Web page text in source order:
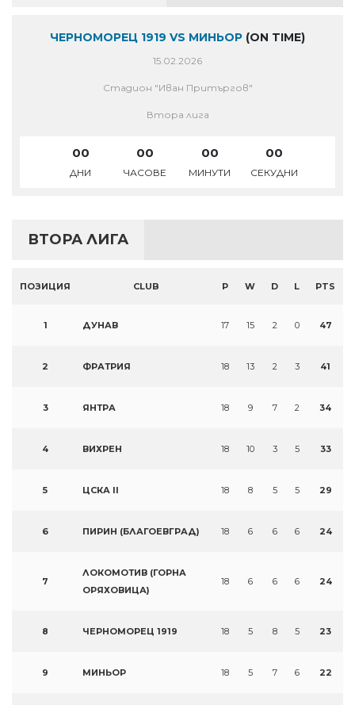
ЧЕРНОМОРЕЦ 1919 VS МИНЬОР (ON TIME)
15.02.2026
Стадион "Иван Притъргов"
Втора лига
00
ДНИ
00
ЧАСОВЕ
00
МИНУТИ
00
СЕКУДНИ
ВТОРА ЛИГА
ПОЗИЦИЯ CLUB P W D L PTS
1 ДУНАВ 17 15 2 0 47
2 ФРАТРИЯ 18 13 2 3 41
3 ЯНТРА 18 9 7 2 34
4 ВИХРЕН 18 10 3 5 33
5 ЦСКА II 18 8 5 5 29
6 ПИРИН (БЛАГОЕВГРАД) 18 6 6 6 24
7
ЛОКОМОТИВ (ГОРНА
ОРЯХОВИЦА)
18 6 6 6 24
8 ЧЕРНОМОРЕЦ 1919 18 5 8 5 23
9 МИНЬОР 18 5 7 6 22